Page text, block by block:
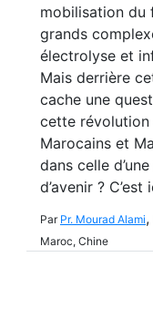
mobilisation du
grands
électrolyse et
Mais derrière
cache une
cette révolution
Marocains et
dans celle
d’avenir ?
Par Pr. Mourad Alami,
Maroc, Chine